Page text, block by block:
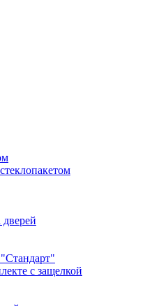
дверей
с защелкой